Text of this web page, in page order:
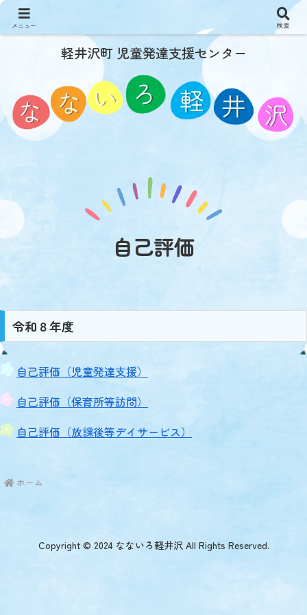
軽井沢町 児童発達支援センター
自己評価
令和８年度
自己評価（児童発達支援）
自己評価（保育所等訪問）
自己評価（放課後等デイサービス）
ホーム
Copyright © 2024 なないろ軽井沢 All Rights Reserved.
メニュー 検索